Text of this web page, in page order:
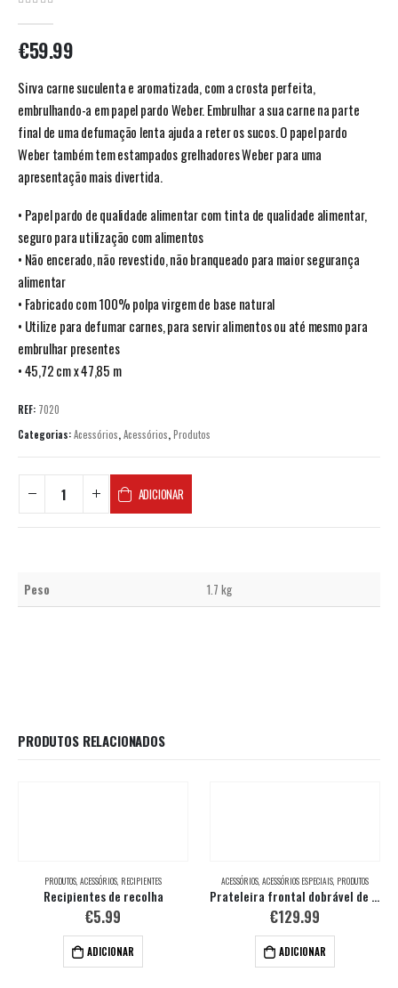
€59.99
Sirva carne suculenta e aromatizada, com a crosta perfeita,
embrulhando-a em papel pardo Weber. Embrulhar a sua carne na parte
final de uma defumação lenta ajuda a reter os sucos. O papel pardo
Weber também tem estampados grelhadores Weber para uma
apresentação mais divertida.
• Papel pardo de qualidade alimentar com tinta de qualidade alimentar,
seguro para utilização com alimentos
• Não encerado, não revestido, não branqueado para maior segurança
alimentar
• Fabricado com 100% polpa virgem de base natural
• Utilize para defumar carnes, para servir alimentos ou até mesmo para
embrulhar presentes
• 45,72 cm x 47,85 m
REF: 7020
Categorias:Acessórios,Acessórios,Produtos
ADICIONAR
Peso 1.7 kg
PRODUTOS RELACIONADOS
PRODUTOS, ACESSÓRIOS, RECIPIENTES
Recipientes de recolha
€5.99
ADICIONAR
ACESSÓRIOS, ACESSÓRIOS ESPECIAIS, PRODUTOS
Prateleira frontal dobrável de aço inoxidável
€129.99
ADICIONAR